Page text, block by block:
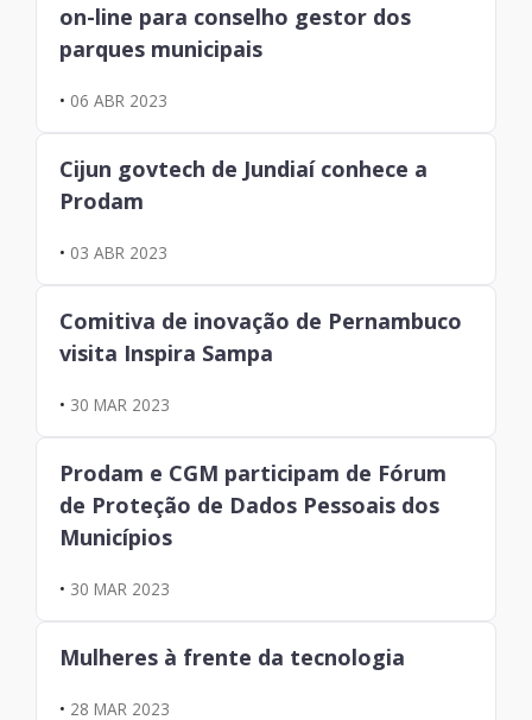
on-line para conselho gestor dos
parques municipais
• 06 ABR 2023
Cijun govtech de Jundiaí conhece a
Prodam
• 03 ABR 2023
Comitiva de inovação de Pernambuco
visita Inspira Sampa
• 30 MAR 2023
Prodam e CGM participam de Fórum
de Proteção de Dados Pessoais dos
Municípios
• 30 MAR 2023
Mulheres à frente da tecnologia
• 28 MAR 2023